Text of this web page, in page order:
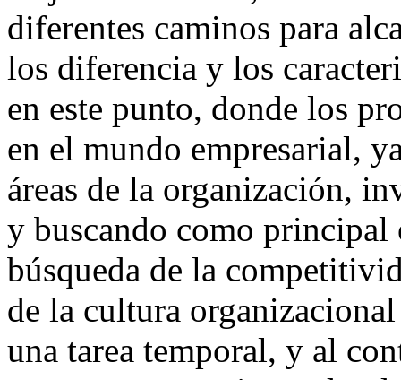
diferentes caminos para
los diferencia y los
en este punto, donde los
en el mundo empresarial,
áreas de la organización,
y buscando como
búsqueda de la
de la cultura
una tarea temporal, y al